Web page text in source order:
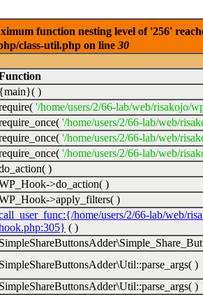
function nesting level of '256'
class-util.php on line 30
{main}( )
'/home/users/2/66-lab/web/risakojo/
'/home/users/2/66-lab/web/
'/home/users/2/66-lab/web/
'/home/users/2/66-lab/web/
)
>do_action( )
>apply_filters( )
home/users/2/66-lab/web/
( )
SimpleShareButtonsAdder\Util::parse_args( )
SimpleShareButtonsAdder\Util::parse_args( )